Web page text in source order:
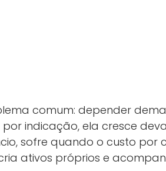
comum: depender
indicação, ela cresce
sofre quando o custo por
ativos próprios e